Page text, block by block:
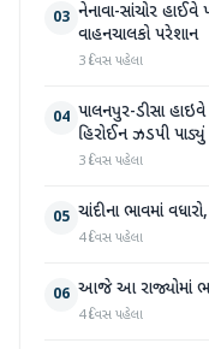
03 નેનાવા-સાંચોર હાઈવે
વાહનચાલકો પરેશાન
3 દિવસ પહેલા
04 પાલનપુર-ડીસા
હિરોઈન ઝડપી પાડ્યું
3 દિવસ પહેલા
05 ચાંદીના ભાવમાં
4 દિવસ પહેલા
06 આજે આ રાજ્યોમાં
4 દિવસ પહેલા